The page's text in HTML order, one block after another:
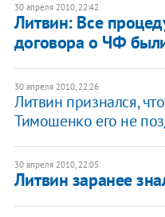
30 апреля 2010, 22:42
Литвин: Все
договора о ЧФ
30 апреля 2010, 22:26
Литвин признался,
Тимошенко его не
30 апреля 2010, 22:05
Литвин заранее